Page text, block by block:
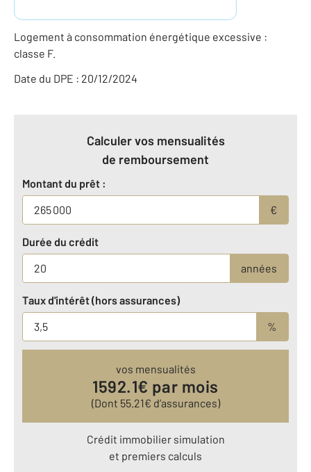
Logement à consommation énergétique excessive :
classe F.
Date du DPE : 20/12/2024
Calculer vos mensualités
de remboursement
Montant du prêt :
€
Durée du crédit
années
Taux d'intérêt (hors assurances)
%
vos mensualités
1592.1€ par mois
(Dont 55.21€ d’assurances)
Crédit immobilier simulation
et premiers calculs